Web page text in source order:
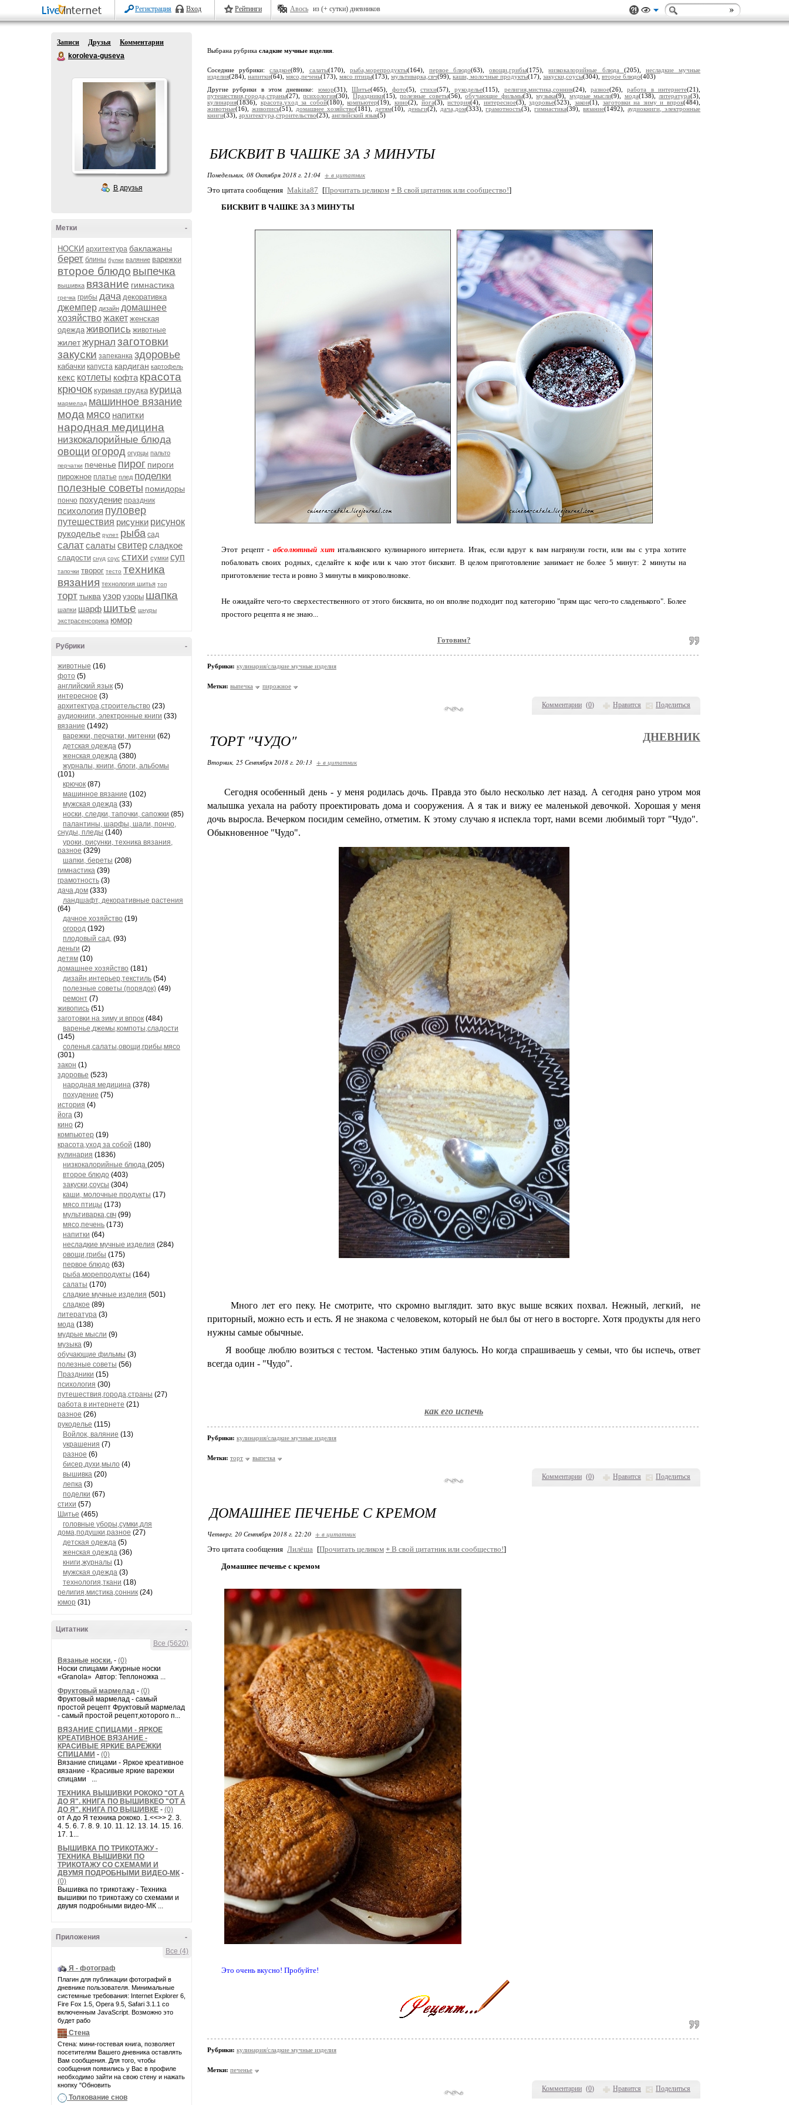
Регистрация Вход Рейтинги Авось из (+ сутки) дневников
Записи Друзья
Комментарии
koroleva-guseva
В друзья
-
Метки
НОСКИ архитектура баклажаны
берет блины булки валяние варежки
второе блюдо выпечка
вышивка вязание гимнастика
гречка грибы дача декоративка
джемпер дизайн домашнее
хозяйствожакет женская
одежда живопись животные
жилетжурнал заготовки
закуски запеканка здоровье
кабачки капуста кардиган картофель
кекс котлеты кофта красота
крючок куриная грудка курица
мармелад машинное вязание
мода мясо напитки
народная медицина
низкокалорийные блюда
овощи огород огурцы пальто
перчатки печенье пирог пироги
пирожное платье плед поделки
полезные советы помидоры
пончо похудение праздник
психология пуловер
путешествия рисунки рисунок
рукоделье рулет рыба сад
салатсалаты свитерсладкое
сладости снуд соус стихи сумки суп
тапочки творог тесто техника
вязания технология шитья топ
торттыква узор узоры шапка
шапки шарф шитье шнуры
экстрасенсорика юмор
-
Рубрики
животные (16)
фото (5)
английский язык (5)
интересное (3)
архитектура,строительство (23)
аудиокниги, электронные книги (33)
вязание (1492)
варежки, перчатки, митенки (62)
детская одежда (57)
женская одежда (380)
журналы, книги, блоги, альбомы
(101)
крючок (87)
машинное вязание (102)
мужская одежда (33)
носки, следки, тапочки, сапожки (85)
палантины, шарфы, шали, пончо,
снуды, пледы (140)
уроки, рисунки, техника вязания,
разное (329)
шапки, береты (208)
гимнастика (39)
грамотность (3)
дача,дом (333)
ландшафт, декоративные растения
(64)
дачное хозяйство (19)
огород (192)
плодовый сад, (93)
деньги (2)
детям (10)
домашнее хозяйство (181)
дизайн,интерьер,текстиль (54)
полезные советы (порядок) (49)
ремонт (7)
живопись (51)
заготовки на зиму и впрок (484)
варенье,джемы,компоты,сладости
(145)
соленья,салаты,овощи,грибы,мясо
(301)
закон (1)
здоровье (523)
народная медицина (378)
похудение (75)
история (4)
йога (3)
кино (2)
компьютер (19)
красота,уход за собой (180)
кулинария (1836)
низкокалорийные блюда (205)
второе блюдо (403)
закуски,соусы (304)
каши, молочные продукты (17)
мясо птицы (173)
мультиварка,свч (99)
мясо,печень (173)
напитки (64)
несладкие мучные изделия (284)
овощи,грибы (175)
первое блюдо (63)
рыба,морепродукты (164)
салаты (170)
сладкие мучные изделия (501)
сладкое (89)
литература (3)
мода (138)
мудрые мысли (9)
музыка (9)
обучающие фильмы (3)
полезные советы (56)
Праздники (15)
психология (30)
путешествия,города,страны (27)
работа в интернете (21)
разное (26)
рукоделье (115)
Войлок, валяние (13)
украшения (7)
разное (6)
бисер,духи,мыло (4)
вышивка (20)
лепка (3)
поделки (67)
стихи (57)
Шитье (465)
головные уборы,сумки,для
дома,подушки,разное (27)
детская одежда (5)
женская одежда (36)
книги,журналы (1)
мужская одежда (3)
технология,ткани (18)
религия,мистика,сонник (24)
юмор (31)
-
Цитатник
Все (5620)
Вязаные носки. - (0)
Носки спицами Ажурные носки
«Granola» Автор: Теплоножка ...
Фруктовый мармелад - (0)
Фруктовый мармелад - самый
простой рецепт Фруктовый мармелад
- самый простой рецепт,которого п...
ВЯЗАНИЕ СПИЦАМИ - ЯРКОЕ
КРЕАТИВНОЕ ВЯЗАНИЕ -
КРАСИВЫЕ ЯРКИЕ ВАРЕЖКИ
СПИЦАМИ - (0)
Вязание спицами - Яркое креативное
вязание - Красивые яркие варежки
спицами ...
ТЕХНИКА ВЫШИВКИ РОКОКО "ОТ А
ДО Я". КНИГА ПО ВЫШИВКЕО "ОТ А
ДО Я". КНИГА ПО ВЫШИВКЕ - (0)
от A до Я техника рококо. 1.<<>> 2. 3.
4. 5. 6. 7. 8. 9. 10. 11. 12. 13. 14. 15. 16.
17. 1...
ВЫШИВКА ПО ТРИКОТАЖУ -
ТЕХНИКА ВЫШИВКИ ПО
ТРИКОТАЖУ СО СХЕМАМИ И
ДВУМЯ ПОДРОБНЫМИ ВИДЕО-МК -
(0)
Вышивка по трикотажу - Техника
вышивки по трикотажу со схемами и
двумя подробными видео-МК ...
-
Приложения
Все (4)
Я - фотограф
Плагин для публикации фотографий в
дневнике пользователя. Минимальные
системные требования: Internet Explorer 6,
Fire Fox 1.5, Opera 9.5, Safari 3.1.1 со
включенным JavaScript. Возможно это
будет рабо
Стена
Стена: мини-гостевая книга, позволяет
посетителям Вашего дневника оставлять
Вам сообщения. Для того, чтобы
сообщения появились у Вас в профиле
необходимо зайти на свою стену и нажать
кнопку "Обновить
Толкование снов
Выбрана рубрика сладкие мучные изделия
Соседние рубрики:сладкое(89), салаты(170), рыба,морепродукты(164), первое блюдо(63),овощи,грибы(175),низкокалорийные блюда (205), несладкие мучные
изделия(284), напитки(64), мясо,печень(173), мясо птицы(173), мультиварка,свч(99), каши, молочные продукты(17), закуски,соусы(304), второе блюдо(403)
Другие рубрики в этом дневнике: юмор(31),Шитье(465), фото(5), стихи(57),рукоделье(115), религия,мистика,сонник(24), разное(26),работа в интернете(21),
путешествия,города,страны(27),психология(30), Праздники(15),полезные советы(56),обучающие фильмы(3),музыка(9), мудрые мысли(9), мода(138), литература(3),
кулинария(1836), красота,уход за собой(180),компьютер(19),кино(2), йога(3),история(4), интересное(3),здоровье(523),закон(1), заготовки на зиму и впрок(484),
животные(16), живопись(51), домашнее хозяйство(181), детям(10), деньги(2), дача,дом(333),грамотность(3),гимнастика(39),вязание(1492),аудиокниги, электронные
книги(33), архитектура,строительство(23), английский язык(5)
Комментарии (0) Нравится Поделиться
БИСКВИТ В ЧАШКЕ ЗА 3 МИНУТЫ
Понедельник, 08 Октября 2018 г. 21:04 + в цитатник
Это цитата сообщения Makita87 [Прочитать целиком + В свой цитатник или сообщество!]
БИСКВИТ В ЧАШКЕ ЗА 3 МИНУТЫ
Этот рецепт - абсолютный хититальянского кулинарного интернета. Итак, если вдруг к вам нагрянули гости, или вы с утра хотите
побаловать своих родных, сделайте к кофе или к чаю этот бисквит. В целом приготовление занимает не более 5 минут: 2 минуты на
приготовление теста и ровно 3 минуты в микроволновке.
Не ожидайте чего-то сверхестественного от этого бисквита, но он вполне подходит под категорию "прям щас чего-то сладенького". Более
простого рецепта я не знаю...
Готовим?
Рубрики: кулинария/сладкие мучные изделия
Метки: выпечка пирожное
Комментарии (0) Нравится Поделиться
ТОРТ "ЧУДО" ДНЕВНИК
Вторник, 25 Сентября 2018 г. 20:13 + в цитатник
Сегодня особенный день - у меня родилась дочь. Правда это было несколько лет назад. А сегодня рано утром моя
малышка уехала на работу проектировать дома и сооружения. А я так и вижу ее маленькой девочкой. Хорошая у меня
дочь выросла. Вечерком посидим семейно, отметим. К этому случаю я испекла торт, нами всеми любимый торт "Чудо".
Обыкновенное "Чудо".
Много лет его пеку. Не смотрите, что скромно выглядит. зато вкус выше всяких похвал. Нежный, легкий, не
приторный, можно есть и есть. Я не знакома с человеком, который не был бы от него в восторге. Хотя продукты для него
нужны самые обычные.
Я вообще люблю возиться с тестом. Частенько этим балуюсь. Но когда спрашиваешь у семьи, что бы испечь, ответ
всегда один - "Чудо".
как его испечь
Рубрики: кулинария/сладкие мучные изделия
Метки: торт выпечка
Комментарии (0) Нравится Поделиться
ДОМАШНЕЕ ПЕЧЕНЬЕ С КРЕМОМ
Четверг, 20 Сентября 2018 г. 22:20 + в цитатник
Это цитата сообщения Лилёша [Прочитать целиком + В свой цитатник или сообщество!]
Домашнее печенье с кремом
Это очень вкусно! Пробуйте!
Рубрики: кулинария/сладкие мучные изделия
Метки: печенье